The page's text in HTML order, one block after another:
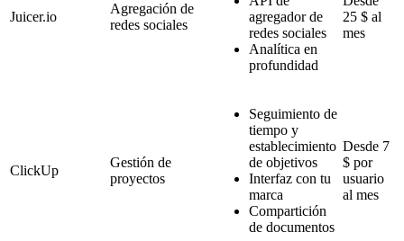
Juicer.io
Agregación de
redes sociales
agregador de
redes sociales
Analítica en
profundidad
25 $ al
mes
ClickUp
Gestión de
proyectos
Seguimiento de
tiempo y
establecimiento
de objetivos
Interfaz con tu
marca
Compartición
de documentos
Desde 7
$ por
usuario
al mes